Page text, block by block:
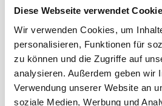
Diese Webseite verwendet
Wir verwenden Cookies, um
personalisieren, Funktionen für
zu können und die Zugriffe auf
analysieren. Außerdem geben wir
Verwendung unserer Website an
soziale Medien, Werbung und
Tischfähnli, inkl.Kordel
Tansania, 15 x 22.5
16.50 CHF